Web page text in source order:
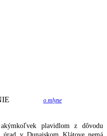
o mlyne
plavidlom z dôvodu